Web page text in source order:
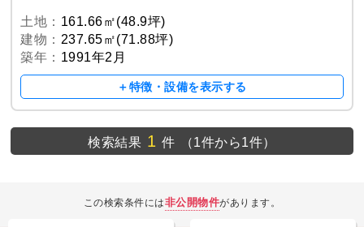
土地： 161.66㎡(48.9坪)
建物： 237.65㎡(71.88坪)
築年： 1991年2月
＋特徴・設備を表示する
検索結果 1 件 （1件から1件）
この検索条件には非公開物件があります。